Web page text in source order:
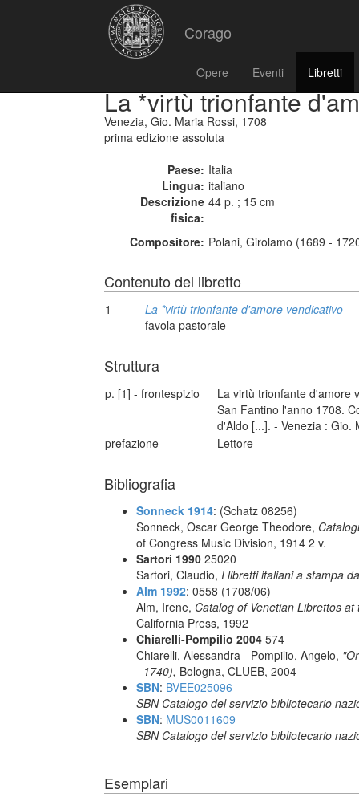
Corago
Opere Eventi Libretti
La *virtù trionfante
Venezia, Gio. Maria Rossi, 1708
prima edizione assoluta
Paese: Italia
Lingua: italiano
Descrizione
fisica:
44 p. ; 15 cm
Compositore: Polani, Girolamo (1689 -
Contenuto del libretto
1
La *virtù trionfante d'amore vendicativo
favola pastorale
Struttura
p. [1] - frontespizio
La virtù trionfante d'amore
San Fantino l'anno 1708.
d'Aldo [...]. - Venezia : Gio.
prefazione
Lettore
Bibliografia
Sonneck 1914: (Schatz 08256)
Sonneck, Oscar George Theodore,
of Congress Music Division, 1914 2 v.
Sartori 1990 25020
Sartori, Claudio, I libretti italiani a stampa
Alm 1992: 0558 (1708/06)
Alm, Irene, Catalog of Venetian Librettos
California Press, 1992
Chiarelli-Pompilio 2004 574
Chiarelli, Alessandra - Pompilio, Angelo,
- 1740), Bologna, CLUEB, 2004
SBN: BVEE025096
SBN Catalogo del servizio bibliotecario
SBN: MUS0011609
SBN Catalogo del servizio bibliotecario
Esemplari